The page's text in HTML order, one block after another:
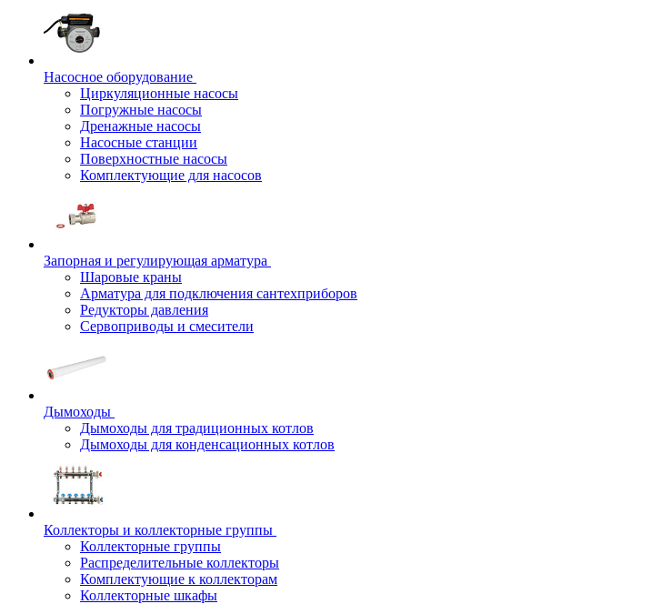
Насосное оборудование
Циркуляционные насосы
Погружные насосы
Дренажные насосы
Насосные станции
Поверхностные насосы
Комплектующие для насосов
Запорная и регулирующая арматура
Шаровые краны
Арматура для подключения сантехприборов
Редукторы давления
Сервоприводы и смесители
Дымоходы
Дымоходы для традиционных котлов
Дымоходы для конденсационных котлов
Коллекторы и коллекторные группы
Коллекторные группы
Распределительные коллекторы
Комплектующие к коллекторам
Коллекторные шкафы